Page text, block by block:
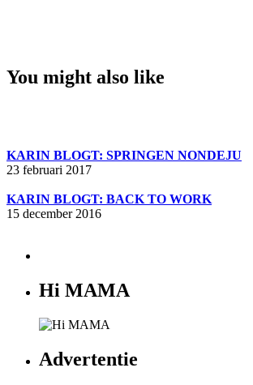
You might also like
KARIN BLOGT: SPRINGEN NONDEJU
23 februari 2017
KARIN BLOGT: BACK TO WORK
15 december 2016
Hi MAMA
Advertentie